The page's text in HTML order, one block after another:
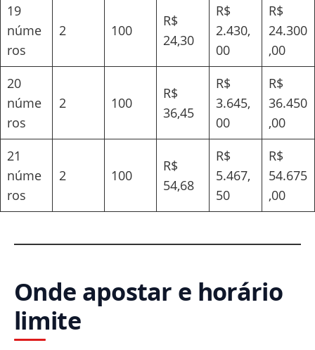
19
núme
ros
2 100
R$
24,30
R$
2.430,
00
R$
24.300
,00
20
núme
ros
2 100
R$
36,45
R$
3.645,
00
R$
36.450
,00
21
núme
ros
2 100
R$
54,68
R$
5.467,
50
R$
54.675
,00
Onde apostar e horário
limite